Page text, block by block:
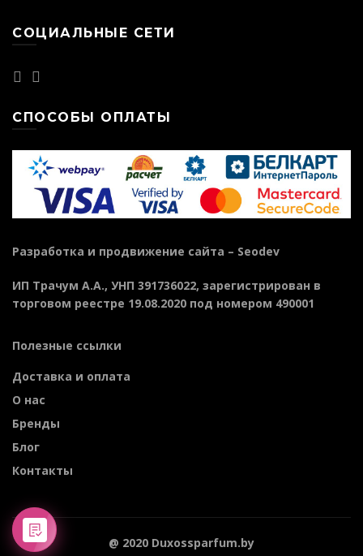
СОЦИАЛЬНЫЕ СЕТИ
СПОСОБЫ ОПЛАТЫ
Разработка и продвижение сайта – Seodev
ИП Трачум А.А., УНП 391736022, зарегистрирован в
торговом реестре 19.08.2020 под номером 490001
Полезные ссылки
Доставка и оплата
О нас
Бренды
Блог
Контакты
@ 2020 Duxossparfum.by